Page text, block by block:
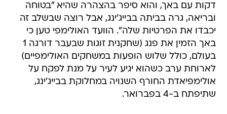
דקות עם באך, והוא סיפר בהצהרה שהיא "בטוחה
ובריאה, גרה בביתה בבייג'ינג, אבל רוצה שבשלב זה
יכבדו את הפרטיות שלה". הוועד האולימפי טען כי
באך הזמין את פנג (שחקנית זוגות שבעבר דורגה 1
בעולם, כולל שלוש הופעות במשחקים האולימפיים)
לארוחת ערב כשהוא יגיע לעיר על מנת לפקח על
אולימפיאדת החורף השנויה במחלוקת בבייג'ינג,
שתיפתח ב-4 בפברואר.